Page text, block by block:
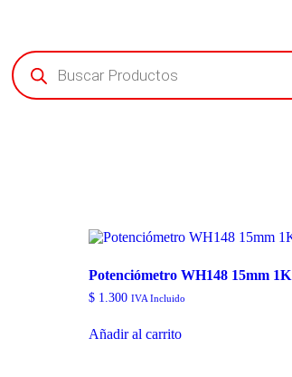
Búsqueda
de
productos
Potenciómetro WH148 15mm 1K
$1.300 IVA Incluido
Añadir al carrito